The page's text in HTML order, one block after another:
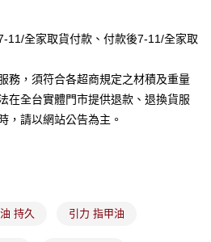
華泰商業銀行
永豐商業銀行
中國信託商業銀行
大哥大用戶可立即使用無須另外申請。
11/全家取貨付款、付款後7-11/全家取
務，須符合各超商規定之材積及重量
在全台實體門市提供退款、退換貨服
，請以網站公告為主。
持久 引力 指甲油